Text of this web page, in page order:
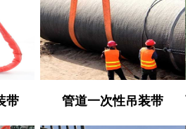
带 管道一次性吊装带